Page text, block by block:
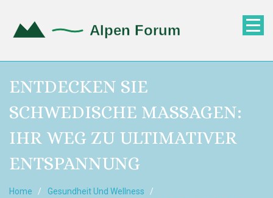
ENTDECKEN SIE
SCHWEDISCHE MASSAGEN:
IHR WEG ZU ULTIMATIVER
ENTSPANNUNG
Home
Gesundheit Und Wellness